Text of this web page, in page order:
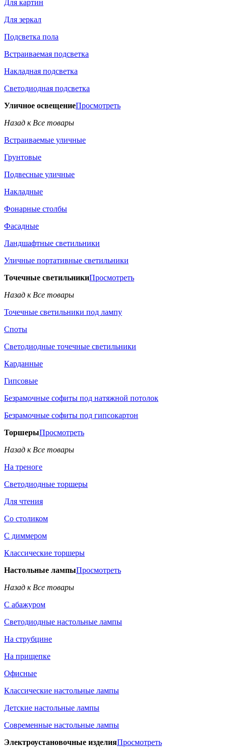
Для картин
Для зеркал
Подсветка пола
Встраиваемая подсветка
Накладная подсветка
Светодиодная подсветка
Уличное освещениеПросмотреть
Назад к Все товары
Встраиваемые уличные
Грунтовые
Подвесные уличные
Накладные
Фонарные столбы
Фасадные
Ландшафтные светильники
Уличные портативные светильники
Точечные светильникиПросмотреть
Назад к Все товары
Точечные светильники под лампу
Споты
Светодиодные точечные светильники
Карданные
Гипсовые
Безрамочные софиты под натяжной потолок
Безрамочные софиты под гипсокартон
ТоршерыПросмотреть
Назад к Все товары
На треноге
Светодиодные торшеры
Для чтения
Со столиком
С диммером
Классические торшеры
Настольные лампыПросмотреть
Назад к Все товары
С абажуром
Светодиодные настольные лампы
На струбцине
На прищепке
Офисные
Классические настольные лампы
Детские настольные лампы
Современные настольные лампы
Электроустановочные изделияПросмотреть